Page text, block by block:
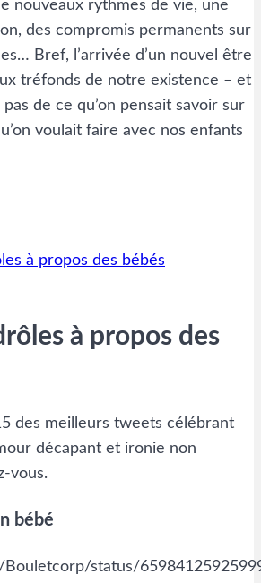
nouveaux rythmes de vie, une
des compromis permanents sur
Bref, l’arrivée d’un nouvel être
tréfonds de notre existence – et
de ce qu’on pensait savoir sur
voulait faire avec nos enfants
à propos des bébés
à propos des
des meilleurs tweets célébrant
décapant et ironie non
vous.
bébé
status/